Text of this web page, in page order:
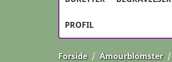
PROFIL
Forside Amourblomster